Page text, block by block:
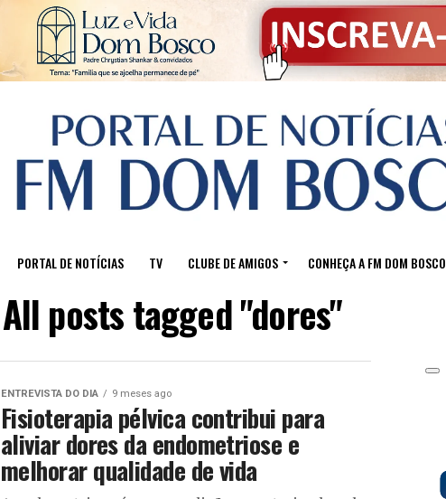
PORTAL DE NOTÍCIAS TV CLUBE DE AMIGOS CONHEÇA A FM DOM BOSCO
All posts tagged "dores"
ENTREVISTA DO DIA 9 meses ago
Fisioterapia pélvica contribui para
aliviar dores da endometriose e
melhorar qualidade de vida